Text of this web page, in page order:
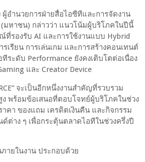
อำนวยการฝ่ายสื่อไอซีทีและการจัดงาน
มหาชน) กล่าวว่า แนวโน้มผู้บริโภคในปีนี้
รองรับ AI และการใช้งานแบบ Hybrid
เรียน การเล่นเกม และการสร้างคอนเทนต์
ระดับ Performance ยังคงเติบโตต่อเนื่อง
และ Creator Device
จะเป็นอีกหนึ่งงานสำคัญที่รวบรวม
พร้อมข้อเสนอที่ตอบโจทย์ผู้บริโภคในช่วง
คา ของแถม เครดิตเงินคืน และกิจกรรม
ต่าง ๆ เพื่อกระตุ้นตลาดไอทีในช่วงครึ่งปี
ายในงาน ประกอบด้วย